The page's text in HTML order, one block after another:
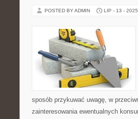
POSTED BY ADMIN LIP - 13 - 2025
sposób przykuwać uwagę, w
zainteresowania ewentualnych